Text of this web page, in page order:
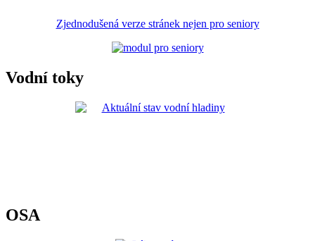
Zjednodušená verze stránek nejen pro seniory
Vodní toky
OSA